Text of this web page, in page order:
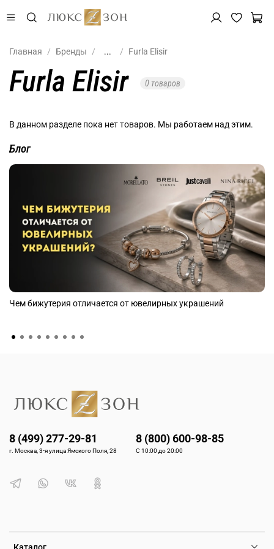
Главная Бренды ... Furla Elisir
Furla Elisir 0 товаров
В данном разделе пока нет товаров. Мы работаем над этим.
Блог
Чем бижутерия отличается от ювелирных украшений
8 (499) 277-29-81
г. Москва, 3-я улица Ямского Поля, 28
8 (800) 600-98-85
С 10:00 до 20:00